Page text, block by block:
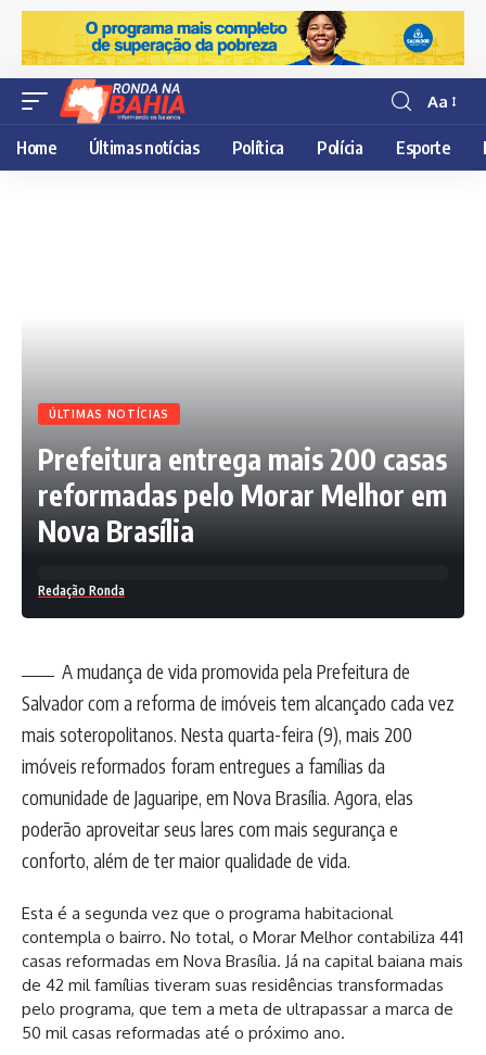
Resisor
de
fonte
Aa
Home Últimas notícias Política Polícia Esporte
ÚLTIMAS NOTÍCIAS
Prefeitura entrega mais 200 casas
reformadas pelo Morar Melhor em
Nova Brasília
Redação Ronda
A mudança de vida promovida pela Prefeitura de
Salvador com a reforma de imóveis tem alcançado cada vez
mais soteropolitanos. Nesta quarta-feira (9), mais 200
imóveis reformados foram entregues a famílias da
comunidade de Jaguaripe, em Nova Brasília. Agora, elas
poderão aproveitar seus lares com mais segurança e
conforto, além de ter maior qualidade de vida.
Esta é a segunda vez que o programa habitacional
contempla o bairro. No total, o Morar Melhor contabiliza 441
casas reformadas em Nova Brasília. Já na capital baiana mais
de 42 mil famílias tiveram suas residências transformadas
pelo programa, que tem a meta de ultrapassar a marca de
50 mil casas reformadas até o próximo ano.